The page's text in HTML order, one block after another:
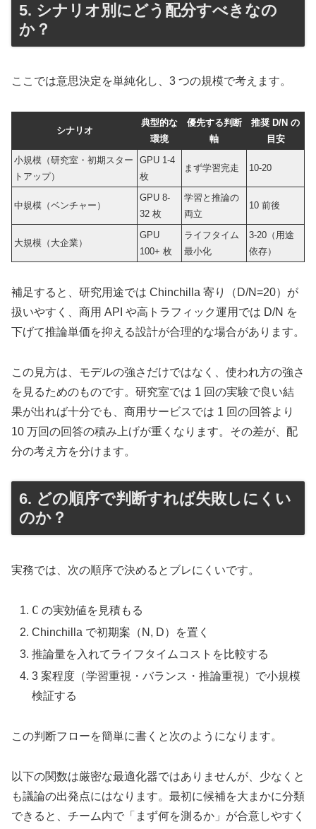
5. シナリオ別にどう配分すべきなの
か？
ここでは意思決定を単純化し、3 つの規模で考えます。
シナリオ
典型的な
環境
優先する判断
軸
推奨 D/N の
目安
小規模（研究室・初期スター
トアップ）
GPU 1-4
枚
まず学習完走 10-20
中規模（ベンチャー）
GPU 8-
32 枚
学習と推論の
両立
10 前後
大規模（大企業）
GPU
100+ 枚
ライフタイム
最小化
3-20（用途
依存）
補足すると、研究用途では Chinchilla 寄り（D/N=20）が
扱いやすく、商用 API や高トラフィック運用では D/N を
下げて推論単価を抑える設計が合理的な場合があります。
この見方は、モデルの強さだけではなく、使われ方の強さ
を見るためのものです。研究室では 1 回の実験で良い結
果が出れば十分でも、商用サービスでは 1 回の回答より
10 万回の回答の積み上げが重くなります。その差が、配
分の考え方を分けます。
6. どの順序で判断すれば失敗しにくい
のか？
実務では、次の順序で決めるとブレにくいです。
C の実効値を見積もる
Chinchilla で初期案（N, D）を置く
推論量を入れてライフタイムコストを比較する
3 案程度（学習重視・バランス・推論重視）で小規模
検証する
この判断フローを簡単に書くと次のようになります。
以下の関数は厳密な最適化器ではありませんが、少なくと
も議論の出発点にはなります。最初に候補を大まかに分類
できると、チーム内で「まず何を測るか」が合意しやすく